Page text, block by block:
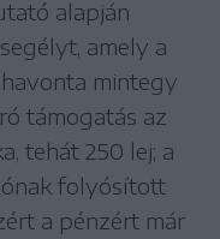
alapján
amely a
mintegy
támogatás az
tehát 250 lej; a
folyósított
a pénzért már